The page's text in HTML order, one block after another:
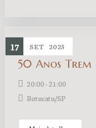
17 SET 2025
50 Anos
20:00 - 21:00
Botucatu/SP